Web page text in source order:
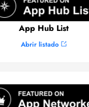
App Hub List
Abrir listado